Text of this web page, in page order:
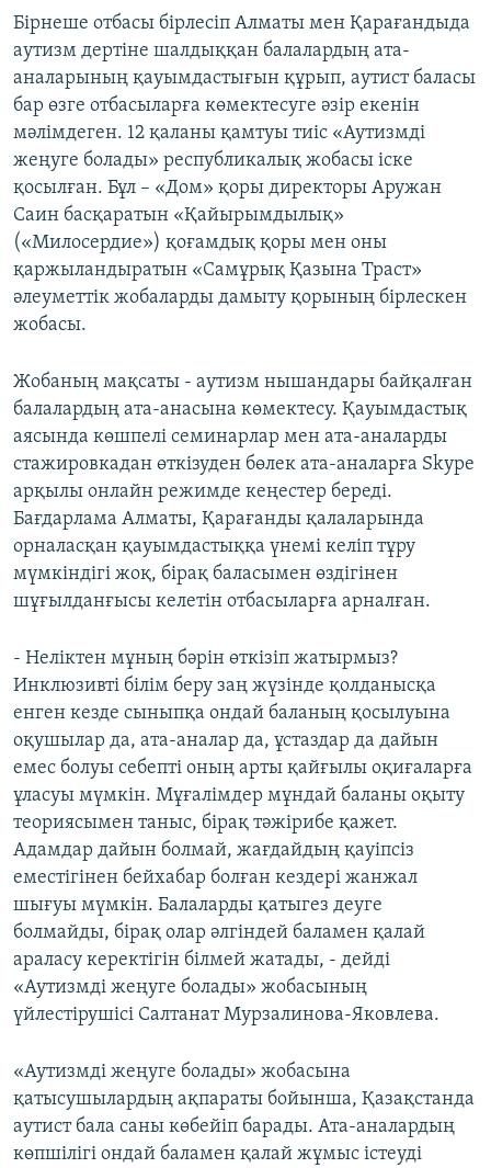
Бірнеше отбасы бірлесіп Алматы мен Қарағандыда
аутизм дертіне шалдыққан балалардың ата-
аналарының қауымдастығын құрып, аутист баласы
бар өзге отбасыларға көмектесуге әзір екенін
мәлімдеген. 12 қаланы қамтуы тиіс «Аутизмді
жеңуге болады» республикалық жобасы іске
қосылған. Бұл – «Дом» қоры директоры Аружан
Саин басқаратын «Қайырымдылық»
(«Милосердие») қоғамдық қоры мен оны
қаржыландыратын «Самұрық Қазына Траст»
әлеуметтік жобаларды дамыту қорының бірлескен
жобасы.
Жобаның мақсаты - аутизм нышандары байқалған
балалардың ата-анасына көмектесу. Қауымдастық
аясында көшпелі семинарлар мен ата-аналарды
стажировкадан өткізуден бөлек ата-аналарға Skype
арқылы онлайн режимде кеңестер береді.
Бағдарлама Алматы, Қарағанды қалаларында
орналасқан қауымдастыққа үнемі келіп тұру
мүмкіндігі жоқ, бірақ баласымен өздігінен
шұғылданғысы келетін отбасыларға арналған.
- Неліктен мұның бәрін өткізіп жатырмыз?
Инклюзивті білім беру заң жүзінде қолданысқа
енген кезде сыныпқа ондай баланың қосылуына
оқушылар да, ата-аналар да, ұстаздар да дайын
емес болуы себепті оның арты қайғылы оқиғаларға
ұласуы мүмкін. Мұғалімдер мұндай баланы оқыту
теориясымен таныс, бірақ тәжірибе қажет.
Адамдар дайын болмай, жағдайдың қауіпсіз
еместігінен бейхабар болған кездері жанжал
шығуы мүмкін. Балаларды қатыгез деуге
болмайды, бірақ олар әлгіндей баламен қалай
араласу керектігін білмей жатады, - дейді
«Аутизмді жеңуге болады» жобасының
үйлестірушісі Салтанат Мурзалинова-Яковлева.
«Аутизмді жеңуге болады» жобасына
қатысушылардың ақпараты бойынша, Қазақстанда
аутист бала саны көбейіп барады. Ата-аналардың
көпшілігі ондай баламен қалай жұмыс істеуді